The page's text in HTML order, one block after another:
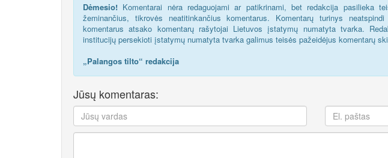
Dėmesio! Komentarai nėra redaguojami ar patikrinami, bet redakcija pasilieka
žeminančius, tikrovės neatitinkančius komentarus. Komentarų turinys
komentarus atsako komentarų rašytojai Lietuvos įstatymų numatyta tvarka.
institucijų persekioti įstatymų numatyta tvarka galimus teisės pažeidėjus komentarų
„Palangos tilto“ redakcija
Jūsų komentaras: